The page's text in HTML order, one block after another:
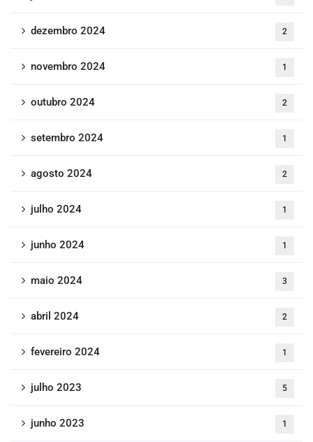
dezembro 2024 2
novembro 2024 1
outubro 2024 2
setembro 2024 1
agosto 2024 2
julho 2024 1
junho 2024 1
maio 2024 3
abril 2024 2
fevereiro 2024 1
julho 2023 5
junho 2023 1